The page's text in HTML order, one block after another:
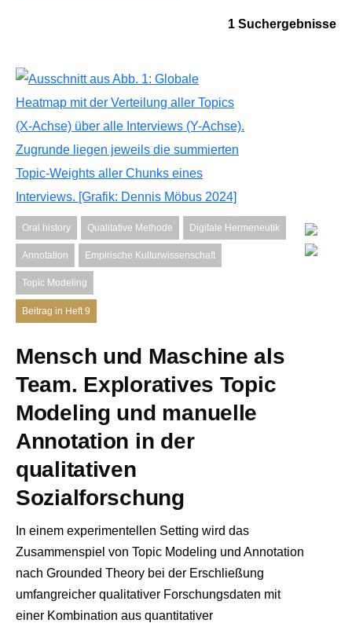
1 Suchergebnisse
Oral history Qualitative Methode Digitale Hermeneutik
Annotation Empirische Kulturwissenschaft
Topic Modeling
Beitrag in Heft 9
Mensch und Maschine als
Team. Exploratives Topic
Modeling und manuelle
Annotation in der
qualitativen
Sozialforschung
In einem experimentellen Setting wird das
Zusammenspiel von Topic Modeling und Annotation
nach Grounded Theory bei der Erschließung
umfangreicher qualitativer Forschungsdaten mit
einer Kombination aus quantitativer